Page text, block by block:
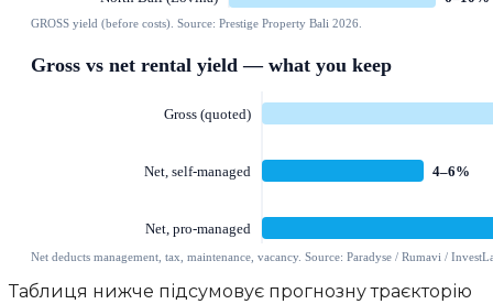
Таблиця нижче підсумовує прогнозну траєкторію